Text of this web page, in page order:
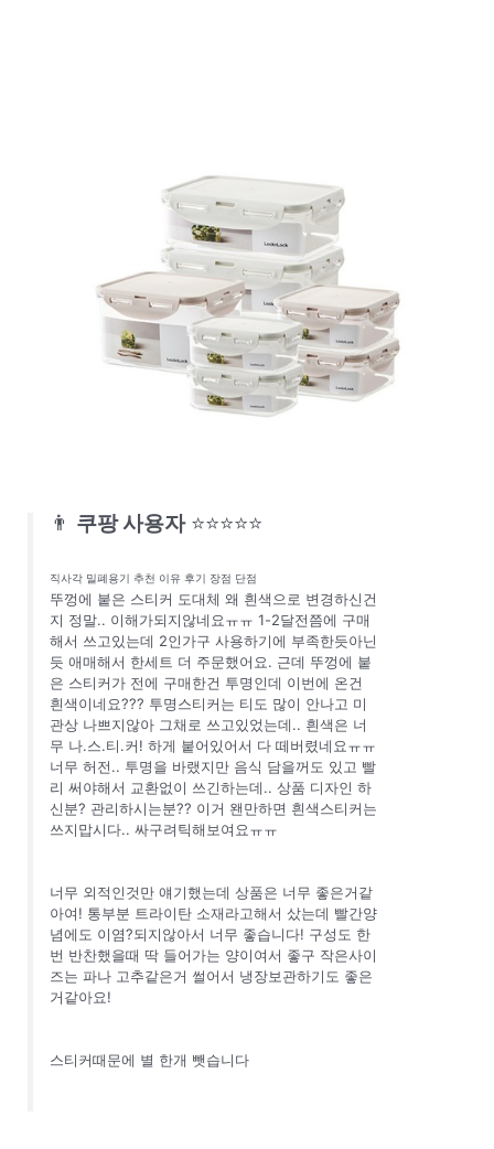
👨 쿠팡 사용자 ⭐⭐⭐⭐⭐
직사각 밀폐용기 추천 이유 후기 장점 단점
뚜껑에 붙은 스티커 도대체 왜 흰색으로 변경하신건
지 정말.. 이해가되지않네요ㅠㅠ 1-2달전쯤에 구매
해서 쓰고있는데 2인가구 사용하기에 부족한듯아닌
듯 애매해서 한세트 더 주문했어요. 근데 뚜껑에 붙
은 스티커가 전에 구매한건 투명인데 이번에 온건
흰색이네요??? 투명스티커는 티도 많이 안나고 미
관상 나쁘지않아 그채로 쓰고있었는데.. 흰색은 너
무 나.스.티.커! 하게 붙어있어서 다 떼버렸네요ㅠㅠ
너무 허전.. 투명을 바랬지만 음식 담을꺼도 있고 빨
리 써야해서 교환없이 쓰긴하는데.. 상품 디자인 하
신분? 관리하시는분?? 이거 왠만하면 흰색스티커는
쓰지맙시다.. 싸구려틱해보여요ㅠㅠ
너무 외적인것만 얘기했는데 상품은 너무 좋은거같
아여! 통부분 트라이탄 소재라고해서 샀는데 빨간양
념에도 이염?되지않아서 너무 좋습니다! 구성도 한
번 반찬했을때 딱 들어가는 양이여서 좋구 작은사이
즈는 파나 고추같은거 썰어서 냉장보관하기도 좋은
거같아요!
스티커때문에 별 한개 뺏습니다